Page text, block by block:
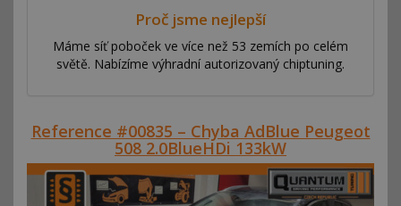
Proč jsme nejlepší
Máme síť poboček ve více než 53 zemích po celém
světě. Nabízíme výhradní autorizovaný chiptuning.
Reference #00835 – Chyba AdBlue Peugeot
508 2.0BlueHDi 133kW